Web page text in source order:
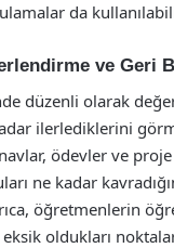
da
ve Geri
düzenli olarak
ilerlediklerini
ödevler ve proje
ne kadar
öğretmenlerin
oldukları